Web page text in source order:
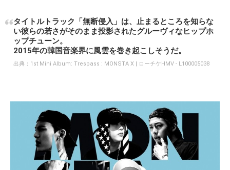
タイトルトラック「無断侵入」は、止まるところを知らな
い彼らの若さがそのまま投影されたグルーヴィなヒップホ
ップチューン。
2015年の韓国音楽界に風雲を巻き起こしそうだ。
出典： 1st Mini Album: Trespass : MONSTA X | ローチケHMV - L100005038